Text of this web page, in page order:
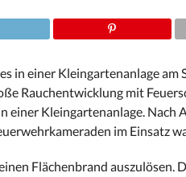
in einer Kleingartenanlage am
Rauchentwicklung mit
Kleingartenanlage. Nach
im Einsatz
Flächenbrand auszulösen.